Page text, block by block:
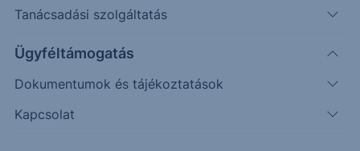
Tanácsadási szolgáltatás
Ügyféltámogatás
Dokumentumok és tájékoztatások
Kapcsolat
128.00